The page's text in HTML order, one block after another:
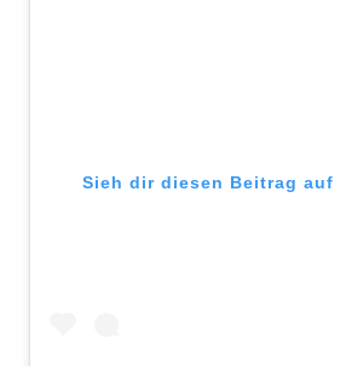
Sieh dir diesen Beitrag auf